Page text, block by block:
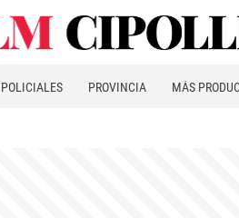
POLICIALES PROVINCIA MÁS